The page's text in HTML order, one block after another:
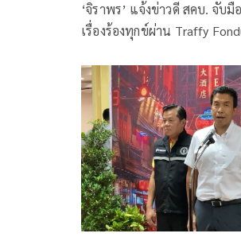
‘จิราพร’ แจ้งข่าวดี สคบ. จับ
เรื่องร้องทุกข์ผ่าน Traffy